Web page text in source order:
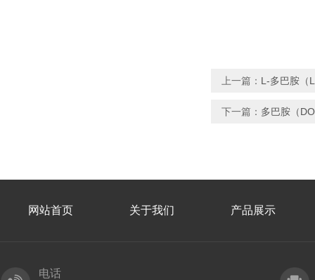
上一篇： L-多巴胺（
下一篇： 多巴胺（
网站首页 关于我们 产品展示
电话